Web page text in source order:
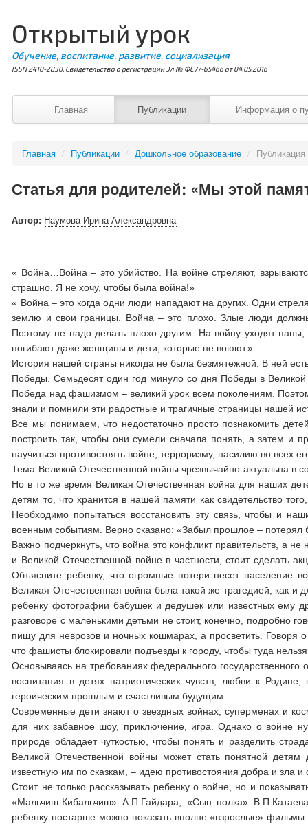
Открытый урок
Обучение, воспитание, развитие, социализация
ISSN 2410-2830. Свидетельство о регистрации Эл № ФС77-65466 от 04.05.2016
Главная Публикации Информация о
Главная / Публикации / Дошкольное образование /
Статья для родителей: «Мы этой
Автор: Наумова Ирина Александровна
« Война…Война – это убийство. На войне стреляют,
страшно. Я не хочу, чтобы была война!»
« Война – это когда одни люди нападают на других. Одни
землю и свои границы. Война – это плохо. Злые люди
Поэтому не надо делать плохо другим. На войну уходят
погибают даже женщины и дети, которые не воюют.»
История нашей страны никогда не была безмятежной. В ней
Победы. Семьдесят один год минуло со дня Победы в
Победа над фашизмом – великий урок всем поколениям.
знали и помнили эти радостные и трагичные страницы нашей
Все мы понимаем, что недостаточно просто познакомить
построить так, чтобы они сумели сначала понять, а затем и
научиться противостоять войне, терроризму, насилию во всех
Тема Великой Отечественной войны чрезвычайно актуальна
Но в то же время Великая Отечественная война для наших
детям то, что хранится в нашей памяти как свидетельство
Необходимо попытаться восстановить эту связь, чтобы и
военным событиям. Верно сказано: «Забыл прошлое – потерял
Важно подчеркнуть, что война это конфликт правительств, а
и Великой Отечественной войне в частности, стоит сделать
Объясните ребенку, что огромные потери несет население
Великая Отечественная война была такой же трагедией, как
ребенку фотографии бабушек и дедушек или известных ему
разговоре с маленькими детьми не стоит, конечно, подробно
пищу для неврозов и ночных кошмарах, а просветить. Говоря
что фашисты блокировали подъезды к городу, чтобы туда
Основываясь на требованиях федерального государственного
воспитания в детях патриотических чувств, любви к
героическим прошлым и счастливым будущим.
Современные дети знают о звездных войнах, суперменах и
для них забавное шоу, приключение, игра. Однако о войне
природе обладает чуткостью, чтобы понять и разделить
Великой Отечественной войны может стать понятной
известную им по сказкам, – идею противостояния добра и зла
Стоит не только рассказывать ребенку о войне, но и
«Мальчиш-Кибальчиш» А.П.Гайдара, «Сын полка»
ребенку постарше можно показать вполне «взрослые»